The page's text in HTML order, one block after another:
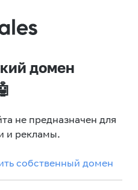
домен
не предназначен для
и рекламы.
собственный домен